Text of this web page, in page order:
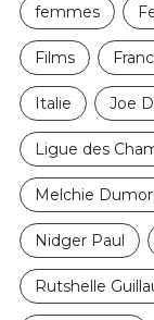
femmes
Films
Italie Joe
Ligue des
Melchie
Nidger Paul
Rutshelle